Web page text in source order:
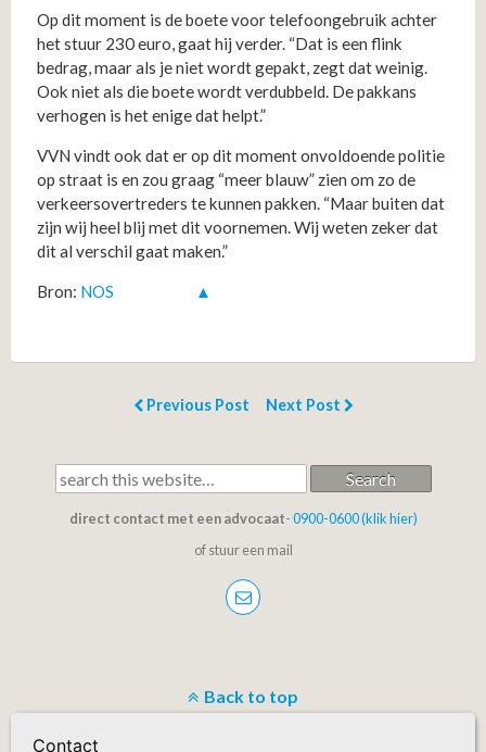
Op dit moment is de boete voor telefoongebruik achter
het stuur 230 euro, gaat hij verder. “Dat is een flink
bedrag, maar als je niet wordt gepakt, zegt dat weinig.
Ook niet als die boete wordt verdubbeld. De pakkans
verhogen is het enige dat helpt.”
VVN vindt ook dat er op dit moment onvoldoende politie
op straat is en zou graag “meer blauw” zien om zo de
verkeersovertreders te kunnen pakken. “Maar buiten dat
zijn wij heel blij met dit voornemen. Wij weten zeker dat
dit al verschil gaat maken.”
Bron: NOS ▲
Previous Post Next Post
Search
direct contact met een advocaat- 0900-0600 (klik hier)
of stuur een mail
Back to top
Contact